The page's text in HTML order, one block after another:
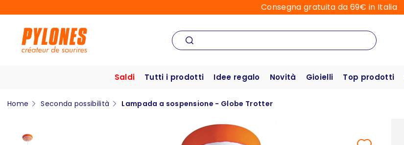
Consegna gratuita da 69€ in Italia
Saldi Tutti i prodotti Idee regalo Novità Gioielli Top prodotti
Home Seconda possibilità Lampada a sospensione - Globe Trotter